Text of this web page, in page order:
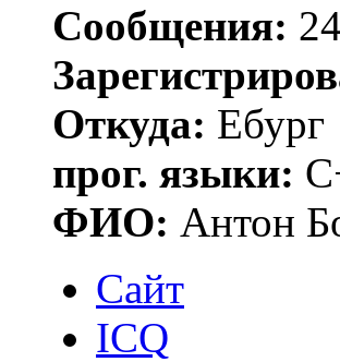
Сообщения:
Откуда: Ебург
прог. языки:
ФИО: Антон
Сайт
ICQ